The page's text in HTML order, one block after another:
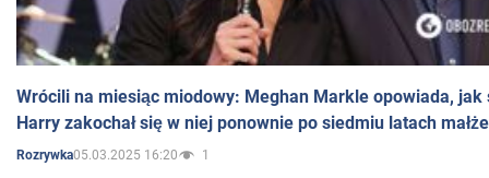
Wrócili na miesiąc miodowy: Meghan Markle opowiada, jak
Harry zakochał się w niej ponownie po siedmiu latach
Rozrywka05.03.2025 16:20 1